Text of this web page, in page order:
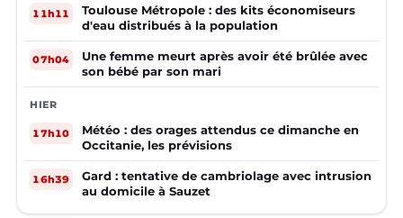
11h11
Toulouse Métropole : des kits économiseurs
d'eau distribués à la population
07h04
Une femme meurt après avoir été brûlée avec
son bébé par son mari
HIER
17h10
Météo : des orages attendus ce dimanche en
Occitanie, les prévisions
16h39
Gard : tentative de cambriolage avec intrusion
au domicile à Sauzet